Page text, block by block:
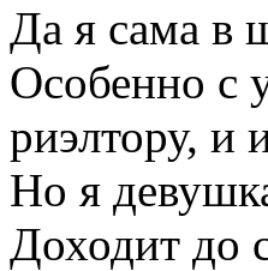
Да я сама в
Особенно с
риэлтору, и
Но я
Доходит до